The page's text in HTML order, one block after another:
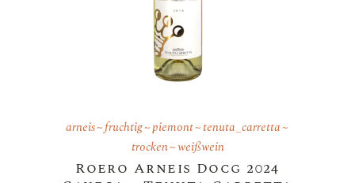
arneis fruchtig piemont tenuta_carretta
trocken weißwein
Roero Arneis Docg 2024